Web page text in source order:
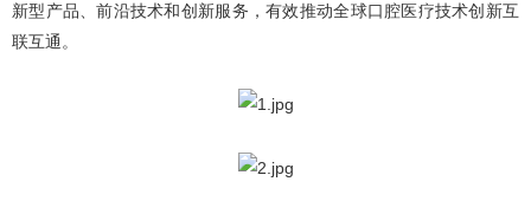
新型产品、前沿技术和创新服务，有效推动全球口腔医疗技术创新互
联互通。